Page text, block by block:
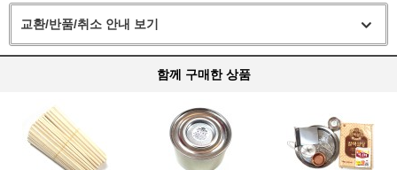
교환/반품/취소 안내 보기
함께 구매한 상품